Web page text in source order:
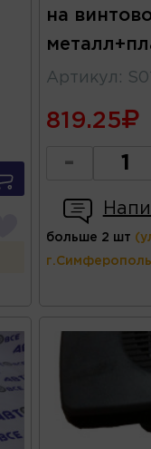
на
Артикул :
819.25
-
больше 2 шт